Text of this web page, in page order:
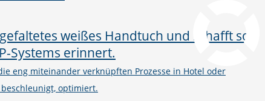
eng miteinander verknüpften Prozesse in Hotel oder
optimiert.